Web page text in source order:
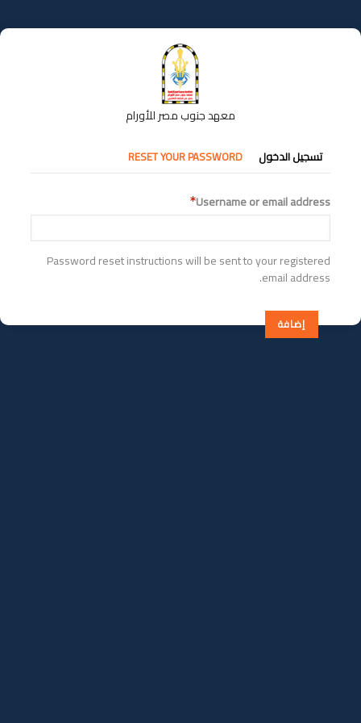
إلى
المحتوى
معهد جنوب مصر للأورام
التبويبات
الأساسية
تسجيل الدخول RESET YOUR PASSWORD
Username or email address
Password reset instructions will be sent to your registered
email address.